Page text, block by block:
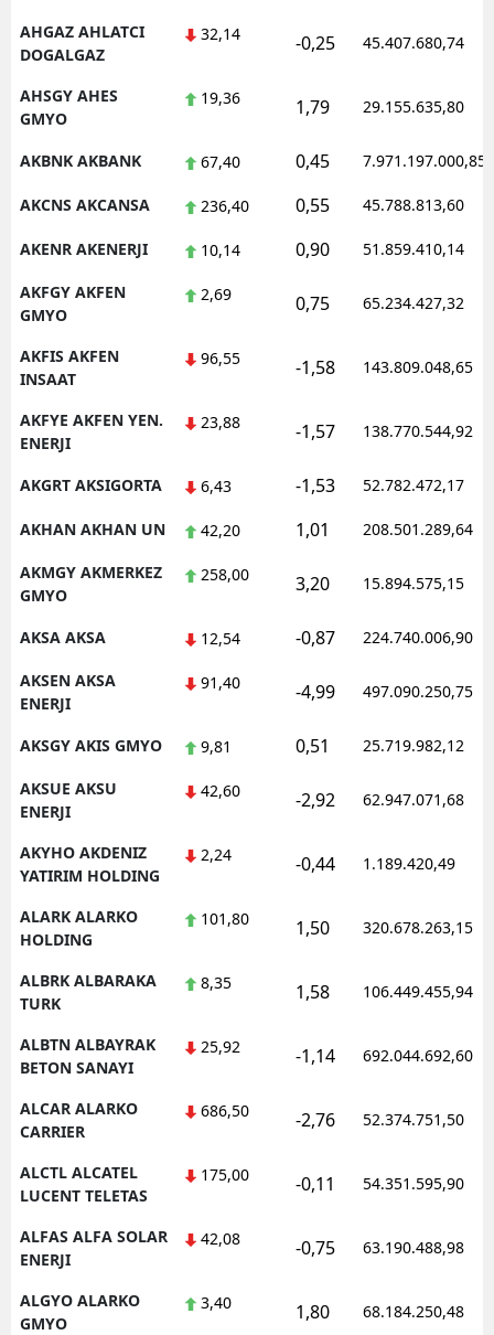
AHGAZ AHLATCI
DOGALGAZ
32,14 -0,25 45.407.680,74
AHSGY AHES
GMYO
19,36 1,79 29.155.635,80
AKBNK AKBANK 67,40 0,45 7.971.197.000,85
AKCNS AKCANSA 236,40 0,55 45.788.813,60
AKENR AKENERJI 10,14 0,90 51.859.410,14
AKFGY AKFEN
GMYO
2,69 0,75 65.234.427,32
AKFIS AKFEN
INSAAT
96,55 -1,58 143.809.048,65
AKFYE AKFEN YEN.
ENERJI
23,88 -1,57 138.770.544,92
AKGRT AKSIGORTA 6,43 -1,53 52.782.472,17
AKHAN AKHAN UN 42,20 1,01 208.501.289,64
AKMGY AKMERKEZ
GMYO
258,00 3,20 15.894.575,15
AKSA AKSA 12,54 -0,87 224.740.006,90
AKSEN AKSA
ENERJI
91,40 -4,99 497.090.250,75
AKSGY AKIS GMYO 9,81 0,51 25.719.982,12
AKSUE AKSU
ENERJI
42,60 -2,92 62.947.071,68
AKYHO AKDENIZ
YATIRIM HOLDING
2,24 -0,44 1.189.420,49
ALARK ALARKO
HOLDING
101,80 1,50 320.678.263,15
ALBRK ALBARAKA
TURK
8,35 1,58 106.449.455,94
ALBTN ALBAYRAK
BETON SANAYI
25,92 -1,14 692.044.692,60
ALCAR ALARKO
CARRIER
686,50 -2,76 52.374.751,50
ALCTL ALCATEL
LUCENT TELETAS
175,00 -0,11 54.351.595,90
ALFAS ALFA SOLAR
ENERJI
42,08 -0,75 63.190.488,98
ALGYO ALARKO
GMYO
3,40 1,80 68.184.250,48